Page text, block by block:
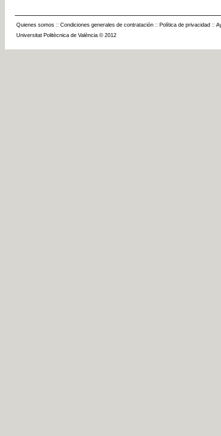
Quienes somos :: Condiciones generales de contratación :: Política de privacidad ::
Universitat Politècnica de València © 2012